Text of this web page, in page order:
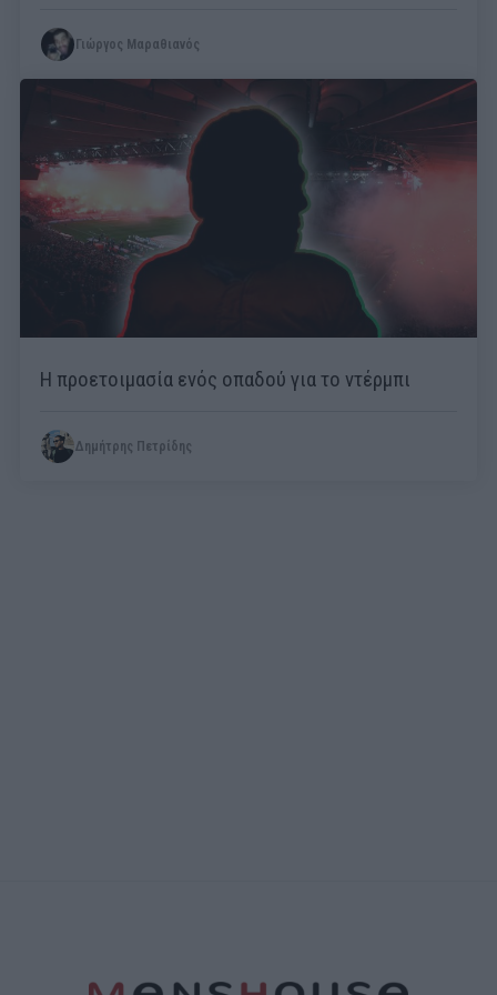
Γιώργος Μαραθιανός
Η προετοιμασία ενός οπαδού για το ντέρμπι
Δημήτρης Πετρίδης